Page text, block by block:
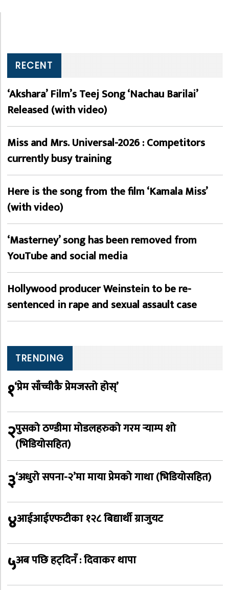
RECENT
‘Akshara’ Film’s Teej Song ‘Nachau Barilai’
Released (with video)
Miss and Mrs. Universal-2026 : Competitors
currently busy training
Here is the song from the film ‘Kamala Miss’
(with video)
‘Masterney’ song has been removed from
YouTube and social media
Hollywood producer Weinstein to be re-
sentenced in rape and sexual assault case
TRENDING
१‘प्रेम साँच्चीकै प्रेमजस्तो होस्’
२पुसको ठण्डीमा मोडलहरुको गरम र्‍याम्प शो
(भिडियोसहित)
३‘अधुरो सपना-२’मा माया प्रेमको गाथा (भिडियोसहित)
४आईआईएफटीका १२८ बिद्यार्थी ग्राजुयट
५अब पछि हट्दिनँ : दिवाकर थापा